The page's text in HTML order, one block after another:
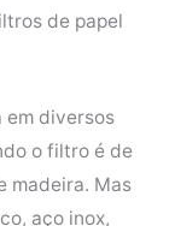
de papel
em diversos
o filtro é de
madeira. Mas
aço inox,